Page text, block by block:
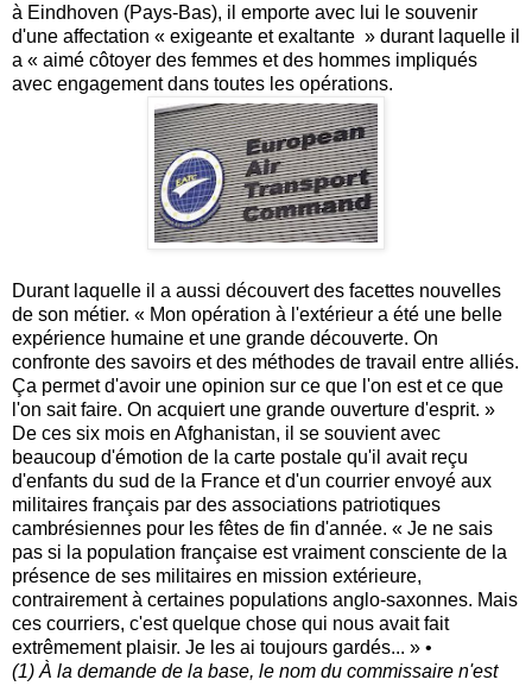
à Eindhoven (Pays-Bas), il emporte avec lui le souvenir
d'une affectation « exigeante et exaltante » durant laquelle il
a « aimé côtoyer des femmes et des hommes impliqués
avec engagement dans toutes les opérations.
Durant laquelle il a aussi découvert des facettes nouvelles
de son métier. « Mon opération à l'extérieur a été une belle
expérience humaine et une grande découverte. On
confronte des savoirs et des méthodes de travail entre alliés.
Ça permet d'avoir une opinion sur ce que l'on est et ce que
l'on sait faire. On acquiert une grande ouverture d'esprit. »
De ces six mois en Afghanistan, il se souvient avec
beaucoup d'émotion de la carte postale qu'il avait reçu
d'enfants du sud de la France et d'un courrier envoyé aux
militaires français par des associations patriotiques
cambrésiennes pour les fêtes de fin d'année. « Je ne sais
pas si la population française est vraiment consciente de la
présence de ses militaires en mission extérieure,
contrairement à certaines populations anglo-saxonnes. Mais
ces courriers, c'est quelque chose qui nous avait fait
extrêmement plaisir. Je les ai toujours gardés... » •
(1) À la demande de la base, le nom du commissaire n'est